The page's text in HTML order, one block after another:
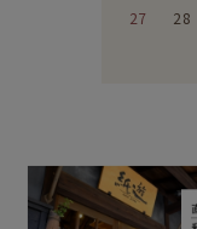
27
28